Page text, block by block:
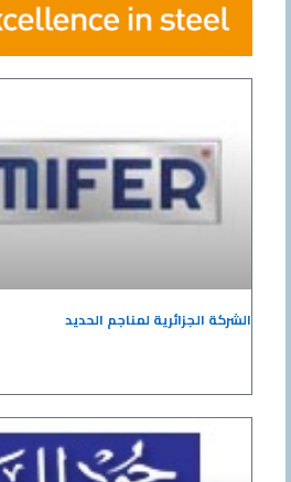
الشركة الجزائرية لمناجم الحديد